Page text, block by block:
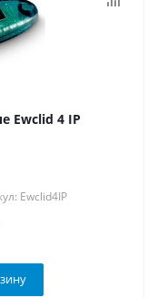
Ewclid 4 IP
Ewclid4IP